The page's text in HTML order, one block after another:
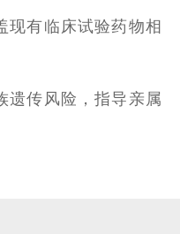
现有临床试验药物相
遗传风险，指导亲属